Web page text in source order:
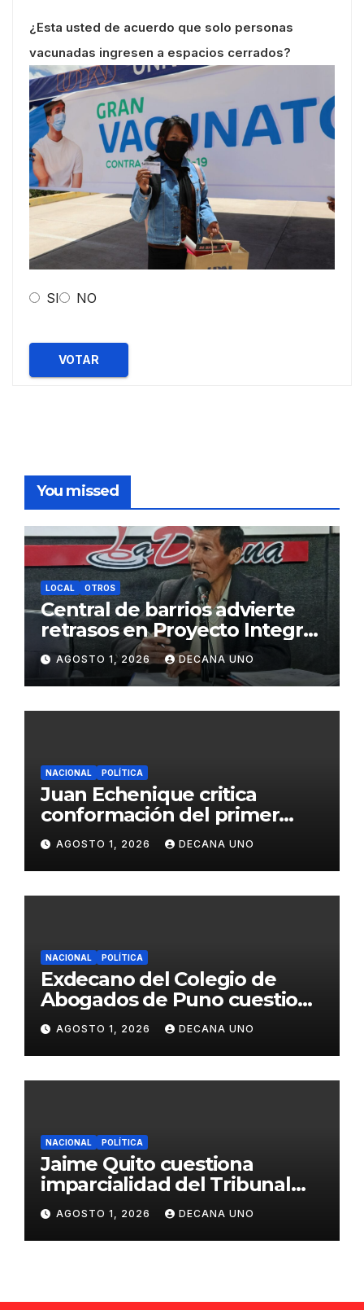
¿Esta usted de acuerdo que solo personas
vacunadas ingresen a espacios cerrados?
SI NO
VOTAR
You missed
LOCAL OTROS
Central de barrios advierte
retrasos en Proyecto Integral
de Agua y Alcantarillado para
Juliaca
AGOSTO 1, 2026 DECANA UNO
NACIONAL POLÍTICA
Juan Echenique critica
conformación del primer
gabinete ministerial de Keiko
Fujimori
AGOSTO 1, 2026 DECANA UNO
NACIONAL POLÍTICA
Exdecano del Colegio de
Abogados de Puno cuestiona
propuestas sobre seguridad
ciudadana
AGOSTO 1, 2026 DECANA UNO
NACIONAL POLÍTICA
Jaime Quito cuestiona
imparcialidad del Tribunal
Constitucional tras liberación
de Ollanta Humala
AGOSTO 1, 2026 DECANA UNO